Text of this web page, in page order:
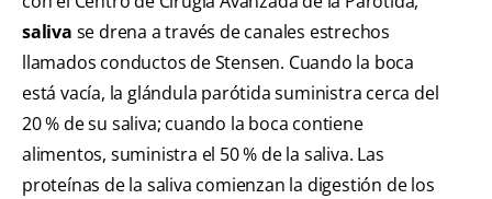
saliva se drena a través de canales estrechos
llamados conductos de Stensen. Cuando la boca
está vacía, la glándula parótida suministra cerca del
20 % de su saliva; cuando la boca contiene
alimentos, suministra el 50 % de la saliva. Las
proteínas de la saliva comienzan la digestión de los